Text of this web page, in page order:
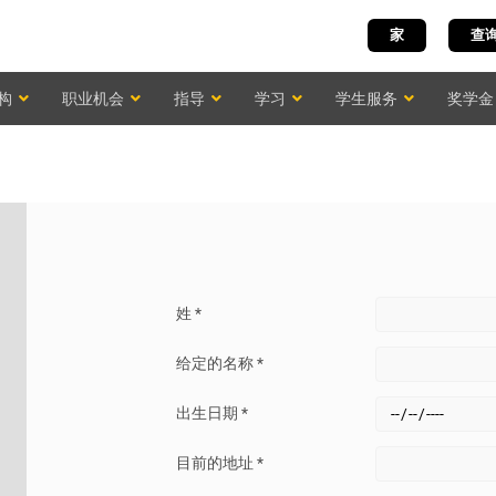
查
家
职业机会 指导 学习 学生服务 奖学金
姓 *
给定的名称 *
出生日期 *
目前的地址 *